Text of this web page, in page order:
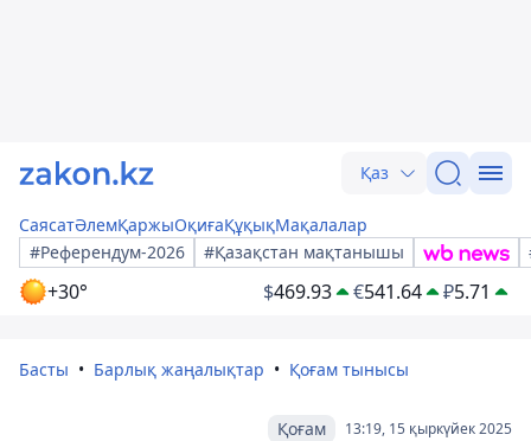
Қаз
СаясатӘлемҚаржыОқиғаҚұқықМақалалар
#Референдум-2026
#Қазақстан мақтанышы
+30° $469.93 €541.64 ₽5.71
Басты Барлық жаңалықтар Қоғам тынысы
13:19, 15 қыркүйек 2025
Қоғам